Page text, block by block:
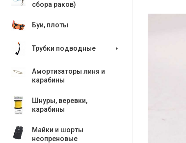
сбора раков)
Буи, плоты
Трубки подводные
Амортизаторы линя и
карабины
Шнуры, веревки,
карабины
Майки и шорты
неопреновые